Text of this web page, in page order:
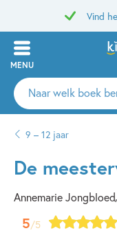
Vind
MENU
Zoeken
naar
auteurs
uitgevers
9 – 12 jaar
De
Annemarie Jongbloed
5/5